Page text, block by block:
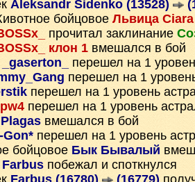
Aleksandr Sidenko (13528)
бойцовое Львица Ciara
прочитал заклинание
клон 1 вмешался в бой
_gaserton_
перешел на 1
перешел на 1
перешел на 1 уровень
перешел на 1 уровень
вмешался в бой
Gon* перешел на 1 уровень
бойцовое Бык Бывалый
Farbus побежал и споткнулся
Farbus (16780) (16779)